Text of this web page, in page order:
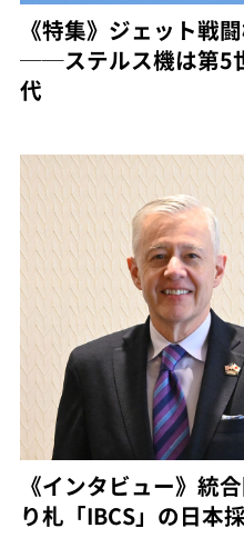
《特集》ジェット戦
──ステルス機は第5
代
《インタビュー》統
り札「IBCS」の日本